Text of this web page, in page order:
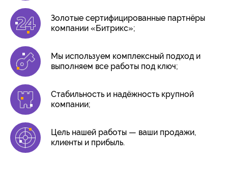
Золотые сертифицированные партнёры
компании «Битрикс»;
Мы используем комплексный подход и
выполняем все работы под ключ;
Стабильность и надёжность крупной
компании;
Цель нашей работы — ваши продажи,
клиенты и прибыль.